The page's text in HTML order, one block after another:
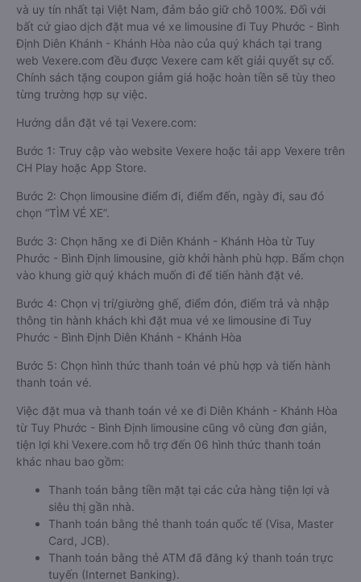
và uy tín nhất tại Việt Nam, đảm bảo giữ chỗ 100%. Đối với
bất cứ giao dịch đặt mua vé xe limousine đi Tuy Phước - Bình
Định Diên Khánh - Khánh Hòa nào của quý khách tại trang
web Vexere.com đều được Vexere cam kết giải quyết sự cố.
Chính sách tặng coupon giảm giá hoặc hoàn tiền sẽ tùy theo
từng trường hợp sự việc.
Hướng dẫn đặt vé tại Vexere.com:
Bước 1: Truy cập vào website Vexere hoặc tải app Vexere trên
CH Play hoặc App Store.
Bước 2: Chọn limousine điểm đi, điểm đến, ngày đi, sau đó
chọn “TÌM VÉ XE”.
Bước 3: Chọn hãng xe đi Diên Khánh - Khánh Hòa từ Tuy
Phước - Bình Định limousine, giờ khởi hành phù hợp. Bấm chọn
vào khung giờ quý khách muốn đi để tiến hành đặt vé.
Bước 4: Chọn vị trí/giường ghế, điểm đón, điểm trả và nhập
thông tin hành khách khi đặt mua vé xe limousine đi Tuy
Phước - Bình Định Diên Khánh - Khánh Hòa
Bước 5: Chọn hình thức thanh toán vé phù hợp và tiến hành
thanh toán vé.
Việc đặt mua và thanh toán vé xe đi Diên Khánh - Khánh Hòa
từ Tuy Phước - Bình Định limousine cũng vô cùng đơn giản,
tiện lợi khi Vexere.com hỗ trợ đến 06 hình thức thanh toán
khác nhau bao gồm:
Thanh toán bằng tiền mặt tại các cửa hàng tiện lợi và
siêu thị gần nhà.
Thanh toán bằng thẻ thanh toán quốc tế (Visa, Master
Card, JCB).
Thanh toán bằng thẻ ATM đã đăng ký thanh toán trực
tuyến (Internet Banking).